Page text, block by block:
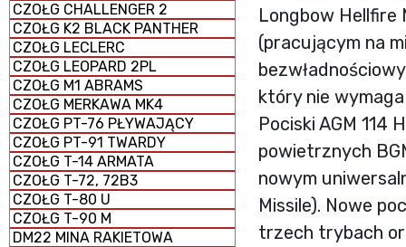
CZOŁG CHALLENGER 2
CZOŁG K2 BLACK PANTHER
CZOŁG LECLERC
CZOŁG LEOPARD 2PL
CZOŁG M1 ABRAMS
CZOŁG MERKAWA MK4
CZOŁG PT-76 PŁYWAJĄCY
CZOŁG PT-91 TWARDY
CZOŁG T-14 ARMATA
CZOŁG T-72, 72B3
CZOŁG T-80 U
CZOŁG T-90 M
DM22 MINA RAKIETOWA
Longbow Hellfire
(pracującym na
który nie
Pociski AGM
powietrznych
nowym
Missile). Nowe
trzech trybach